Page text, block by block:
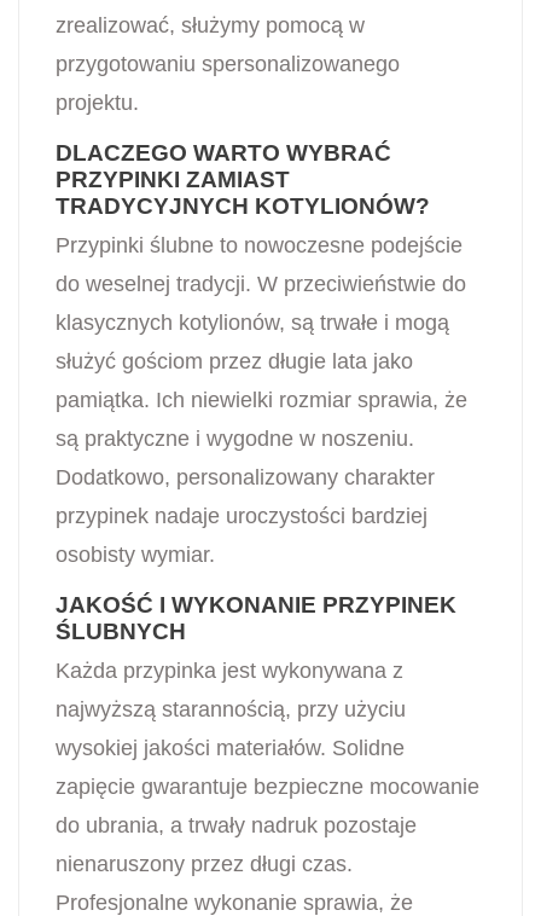
zrealizować, służymy pomocą w
przygotowaniu spersonalizowanego
projektu.
DLACZEGO WARTO WYBRAĆ
PRZYPINKI ZAMIAST
TRADYCYJNYCH KOTYLIONÓW?
Przypinki ślubne to nowoczesne podejście
do weselnej tradycji. W przeciwieństwie do
klasycznych kotylionów, są trwałe i mogą
służyć gościom przez długie lata jako
pamiątka. Ich niewielki rozmiar sprawia, że
są praktyczne i wygodne w noszeniu.
Dodatkowo, personalizowany charakter
przypinek nadaje uroczystości bardziej
osobisty wymiar.
JAKOŚĆ I WYKONANIE PRZYPINEK
ŚLUBNYCH
Każda przypinka jest wykonywana z
najwyższą starannością, przy użyciu
wysokiej jakości materiałów. Solidne
zapięcie gwarantuje bezpieczne mocowanie
do ubrania, a trwały nadruk pozostaje
nienaruszony przez długi czas.
Profesjonalne wykonanie sprawia, że